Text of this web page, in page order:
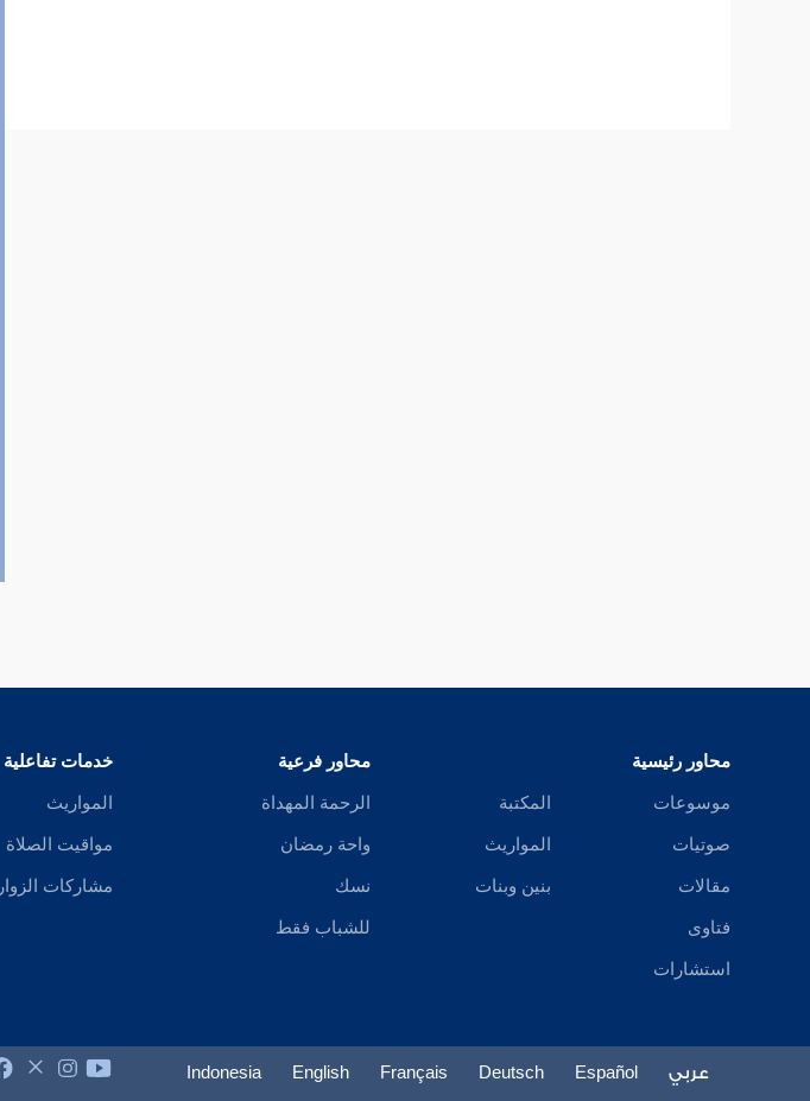
محاور رئيسية
موسوعات
صوتيات
مقالات
فتاوى
استشارات
المكتبة
المواريث
بنين وبنات
محاور فرعية
الرحمة المهداة
واحة رمضان
نسك
للشباب فقط
خدمات تفاعلية
المواريث
مواقيت الصلاة
مشاركات الزوار
عربي Español
Deutsch
Français
English
Indonesia